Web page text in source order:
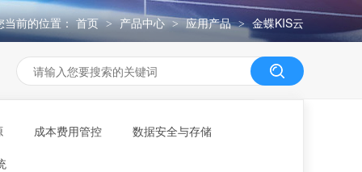
当前的位置： 首页 > 产品中心 > 应用产品 > 金蝶KIS云
成本费用管控
数据安全与存储